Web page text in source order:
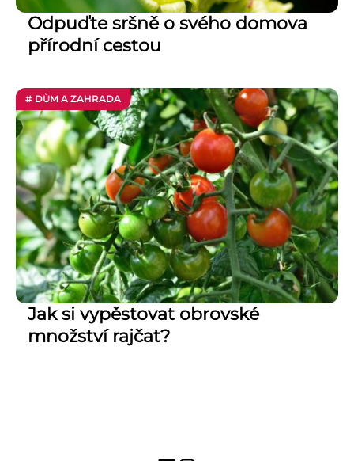
Odpuďte sršně o svého domova
přírodní cestou
# DŮM A ZAHRADA
Jak si vypěstovat obrovské
množství rajčat?